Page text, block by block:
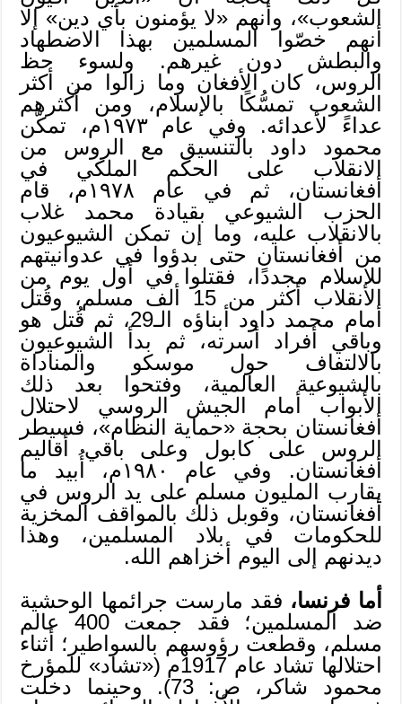
الشعوب»، وأنهم «لا يؤمنون بأي دين» إلا
أنهم خصّوا المسلمين بهذا الاضطهاد
والبطش دون غيرهم. ولسوء حظ
الروس، كان الأفغان وما زالوا من أكثر
الشعوب تمسُّكًا بالإسلام، ومن أكثرهم
عداءً لأعدائه. وفي عام ١٩٧٣م، تمكَّن
محمود داود بالتنسيق مع الروس من
الانقلاب على الحكم الملكي في
أفغانستان، ثم في عام ١٩٧٨م، قام
الحزب الشيوعي بقيادة محمد غلاب
بالانقلاب عليه، وما إن تمكن الشيوعيون
من أفغانستان حتى بدؤوا في عدوانيتهم
للإسلام مجددًا، فقتلوا في أول يوم من
الانقلاب أكثر من 15 ألف مسلم، وقُتل
أمام محمد داود أبناؤه الـ29، ثم قُتل هو
وباقي أفراد أسرته، ثم بدأ الشيوعيون
بالالتفاف حول موسكو والمناداة
بالشيوعية العالمية، وفتحوا بعد ذلك
الأبواب أمام الجيش الروسي لاحتلال
أفغانستان بحجة «حماية النظام»، فسيطر
الروس على كابول وعلى باقي أقاليم
أفغانستان. وفي عام ١٩٨٠م، أُبيد ما
يقارب المليون مسلم على يد الروس في
أفغانستان، وقوبل ذلك بالمواقف المخزية
للحكومات في بلاد المسلمين، وهذا
ديدنهم إلى اليوم أخزاهم الله.
أما فرنسا، فقد مارست جرائمها الوحشية
ضد المسلمين؛ فقد ﺟﻤﻌﺖ 400 عالم
مسلم، ﻭﻗﻄﻌﺖ ﺭﺅﻭﺳﻬﻢ ﺑﺎﻟﺴﻮﺍﻃﻴﺮ؛ ﺃﺛﻨﺎﺀ
اﺣﺘﻼﻟﻬﺎ ﺗﺸﺎﺩ ﻋﺎﻡ 1917ﻡ («ﺗﺸﺎﺩ» ﻟﻠﻤﺆﺭﺥ
ﻣﺤﻤﻮﺩ ﺷﺎﻛﺮ، ﺹ: 73). وحينما دخلت